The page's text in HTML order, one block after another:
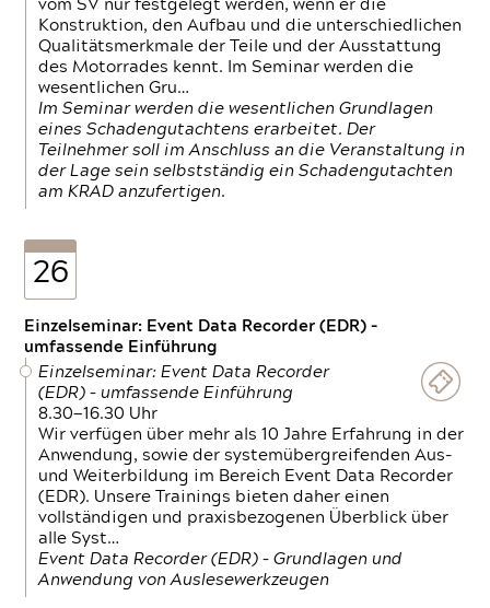
vom SV nur festgelegt werden, wenn er die
Konstruktion, den Aufbau und die unterschiedlichen
Qualitätsmerkmale der Teile und der Ausstattung
des Motorrades kennt. Im Seminar werden die
wesentlichen Gru…
Im Seminar werden die wesentlichen Grundlagen
eines Schadengutachtens erarbeitet. Der
Teilnehmer soll im Anschluss an die Veranstaltung in
der Lage sein selbstständig ein Schadengutachten
am KRAD anzufertigen.
26
Einzelseminar: Event Data Recorder (EDR) –
umfassende Einführung
Einzelseminar: Event Data Recorder
(EDR) – umfassende Einführung
8.30—16.30 Uhr
Wir verfügen über mehr als 10 Jahre Erfahrung in der
Anwendung, sowie der systemübergreifenden Aus-
und Weiterbildung im Bereich Event Data Recorder
(EDR). Unsere Trainings bieten daher einen
vollständigen und praxisbezogenen Überblick über
alle Syst…
Event Data Recorder (EDR) – Grundlagen und
Anwendung von Auslesewerkzeugen